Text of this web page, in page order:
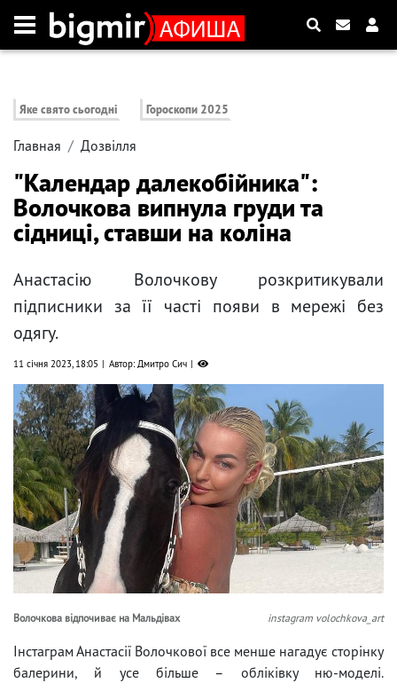
Яке свято сьогодні Гороскопи 2025
Главная Дозвілля
"Календар далекобійника":
Волочкова випнула груди та
сідниці, ставши на коліна
Анастасію Волочкову розкритикували
підписники за її часті появи в мережі без
одягу.
11 січня 2023, 18:05 Автор: Дмитро Сич
Волочкова відпочиває на Мальдівах instagram volochkova_art
Інстаграм Анастасії Волочкової все менше нагадує сторінку
балерини, й усе більше – обліківку ню-моделі.